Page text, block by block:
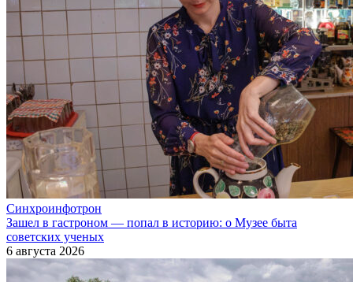
Синхроинфотрон
Зашел в гастроном — попал в историю: о Музее быта
советских ученых
6 августа 2026